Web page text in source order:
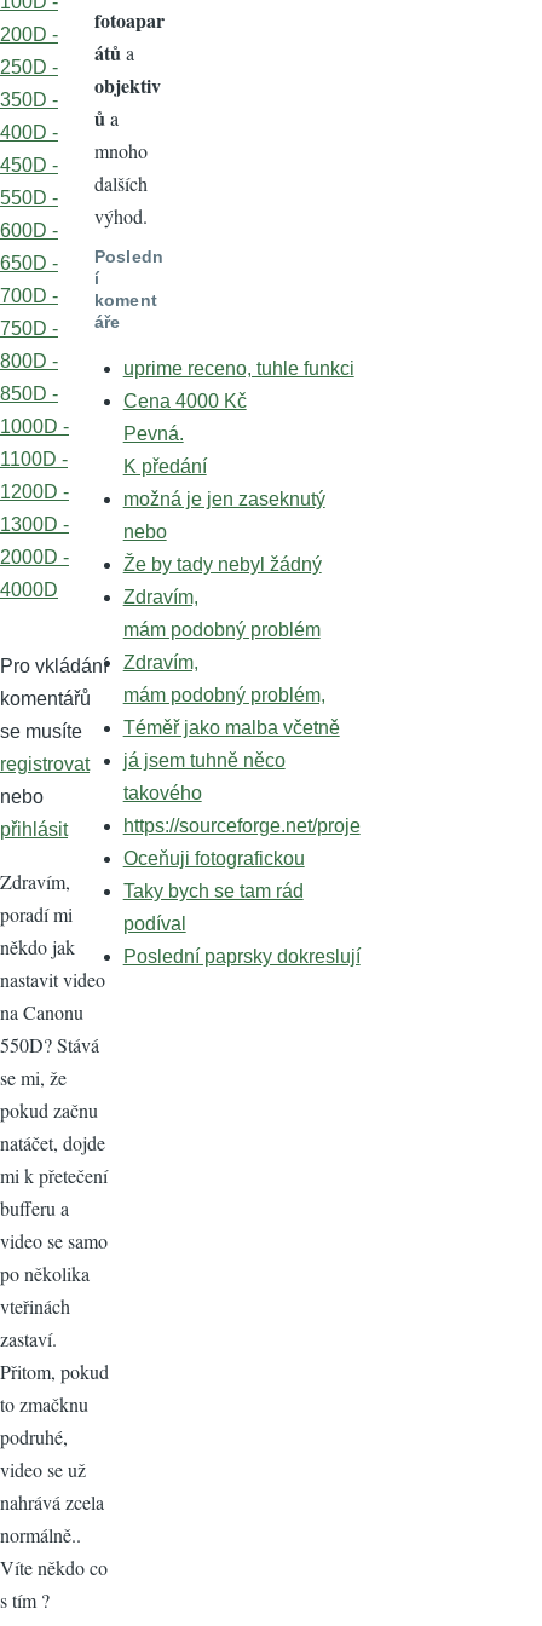
200D -
250D -
350D -
400D -
450D -
550D -
600D -
650D -
700D -
750D -
800D -
850D -
1000D -
1100D -
1200D -
1300D -
2000D -
4000D
Pro vkládání
komentářů
se musíte
registrovat
nebo
přihlásit
Zdravím,
poradí mi
někdo jak
nastavit video
na Canonu
550D? Stává
se mi, že
pokud začnu
natáčet, dojde
mi k přetečení
bufferu a
video se samo
po několika
vteřinách
zastaví.
Přitom, pokud
to zmačknu
podruhé,
video se už
nahrává zcela
normálně..
Víte někdo co
s tím ?
fotoapar
átů a
objektiv
ů a
mnoho
dalších
výhod.
Posledn
í
koment
áře
uprime receno, tuhle funkci
Cena 4000 Kč
Pevná.
K předání
možná je jen zaseknutý
nebo
Že by tady nebyl žádný
Zdravím,
mám podobný problém
Zdravím,
mám podobný problém,
Téměř jako malba včetně
já jsem tuhně něco
takového
https://sourceforge.net/proje
Oceňuji fotografickou
Taky bych se tam rád
podíval
Poslední paprsky dokreslují